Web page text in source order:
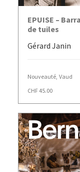
EPUISE –
de tuiles
Gérard Janin
Nouveauté Vaud
CHF45.00